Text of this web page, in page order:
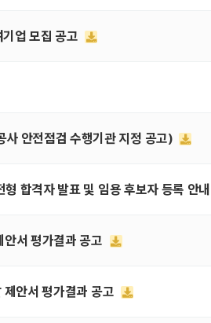
업 모집 공고
안전점검 수행기관 지정 공고)
합격자 발표 및 임용 후보자 등록 안내
서 평가결과 공고
안서 평가결과 공고